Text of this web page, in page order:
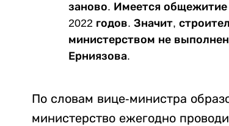
заново. Имеется общежитие
2022 годов. Значит,
министерством не
Ерниязова.
По словам вице-министра
министерство ежегодно